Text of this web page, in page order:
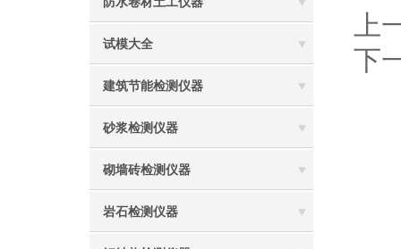
试模大全
建筑节能检测仪器
砂浆检测仪器
砌墙砖检测仪器
岩石检测仪器
上
下